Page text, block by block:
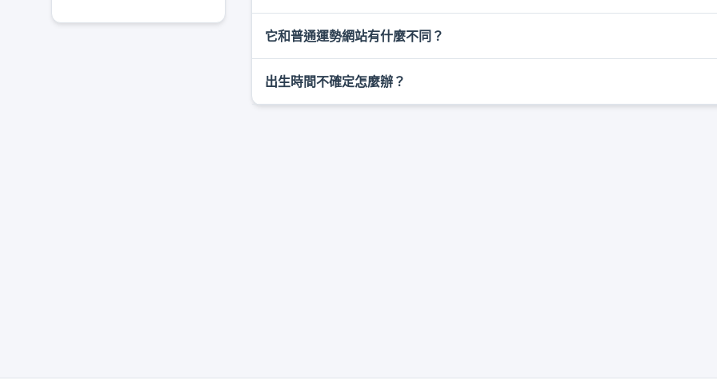
可以。您可以在帳戶相關頁面管理方案。取消後，當前已支付週期內的服務仍可
它和普通運勢網站有什麼不同？
口袋大師更重視可追溯的命盤結構：五行、十神、天干地支、四土燥濕和時間
只有吉凶標籤的空泛表達。
出生時間不確定怎麼辦？